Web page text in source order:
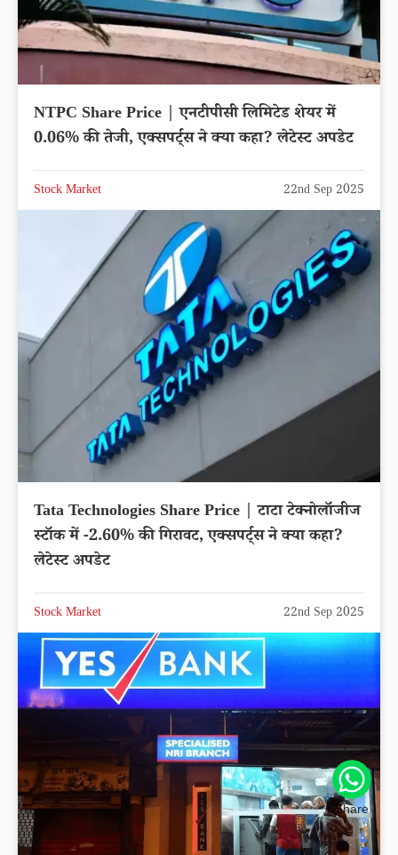
NTPC Share Price | एनटीपीसी लिमिटेड शेयर में
0.06% की तेजी, एक्सपर्ट्स ने क्या कहा? लेटेस्ट अपडेट
Stock Market 22nd Sep 2025
Tata Technologies Share Price | टाटा टेक्नोलॉजीज
स्टॉक में -2.60% की गिरावट, एक्सपर्ट्स ने क्या कहा?
लेटेस्ट अपडेट
Stock Market 22nd Sep 2025
Share